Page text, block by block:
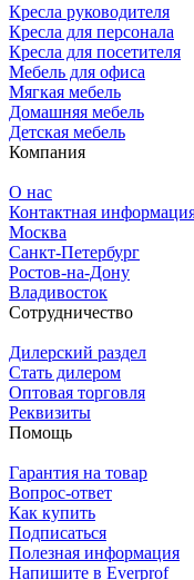
Кресла руководителя
Кресла для персонала
Кресла для посетителя
Мебель для офиса
Мягкая мебель
Домашняя мебель
Детская мебель
Компания
О нас
Контактная
Москва
Санкт-Петербург
Ростов-на-Дону
Владивосток
Сотрудничество
Дилерский раздел
Стать дилером
Оптовая торговля
Реквизиты
Помощь
Гарантия на товар
Вопрос-ответ
Как купить
Подписаться
Полезная информация
Напишите в Everprof